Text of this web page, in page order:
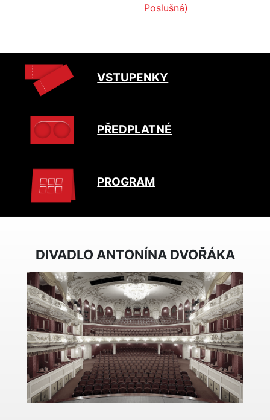
Poslušná)
VSTUPENKY
PŘEDPLATNÉ
PROGRAM
DIVADLO ANTONÍNA DVOŘÁKA